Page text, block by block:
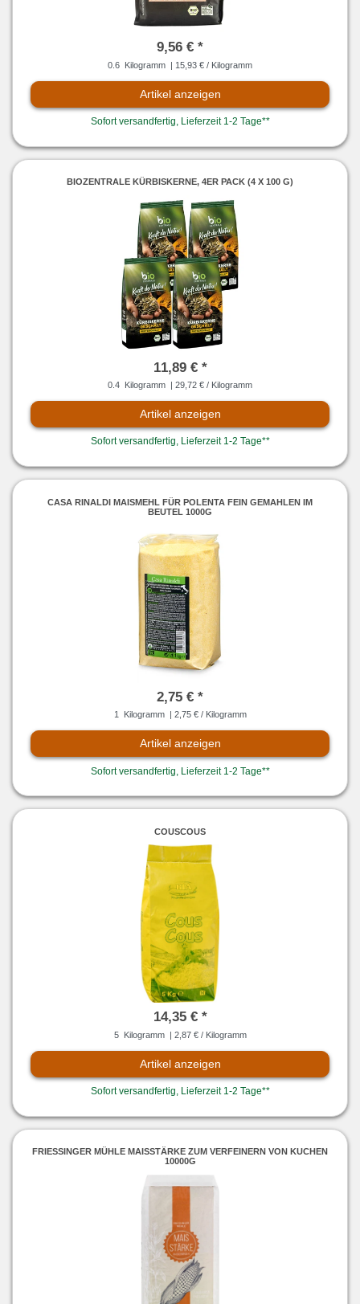
9,56 € *
0.6 Kilogramm | 15,93 € / Kilogramm
Artikel anzeigen
Sofort versandfertig, Lieferzeit 1-2 Tage**
BIOZENTRALE KÜRBISKERNE, 4ER PACK (4 X 100 G)
11,89 € *
0.4 Kilogramm | 29,72 € / Kilogramm
Artikel anzeigen
Sofort versandfertig, Lieferzeit 1-2 Tage**
CASA RINALDI MAISMEHL FÜR POLENTA FEIN GEMAHLEN IM
BEUTEL 1000G
2,75 € *
1 Kilogramm | 2,75 € / Kilogramm
Artikel anzeigen
Sofort versandfertig, Lieferzeit 1-2 Tage**
COUSCOUS
14,35 € *
5 Kilogramm | 2,87 € / Kilogramm
Artikel anzeigen
Sofort versandfertig, Lieferzeit 1-2 Tage**
FRIESSINGER MÜHLE MAISSTÄRKE ZUM VERFEINERN VON KUCHEN 1
0000G